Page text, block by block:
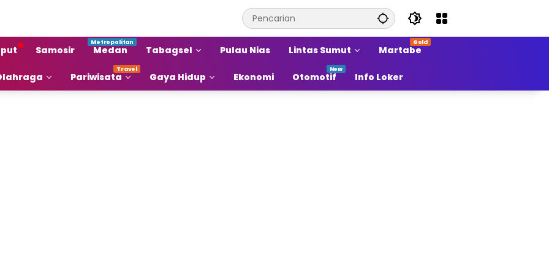
Samosir Medan Tabagsel Pulau Nias Lintas Sumut Martabe
Pariwisata Gaya Hidup Ekonomi Otomotif Info Loker